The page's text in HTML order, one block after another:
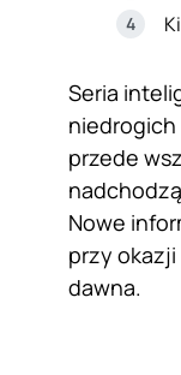
Seria
niedrogich
przede
Nowe
przy
dawna.